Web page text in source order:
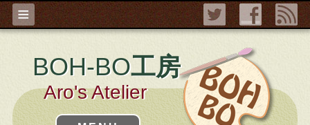
BOH-BO工房
Aro's Atelier
≡